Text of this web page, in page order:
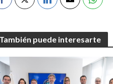
También puede interesarte